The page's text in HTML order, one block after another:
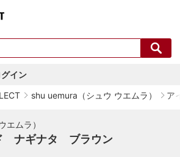
グイン
shu uemura（シュウ ウエムラ） ア
エムラ）
ナギナタ ブラウン